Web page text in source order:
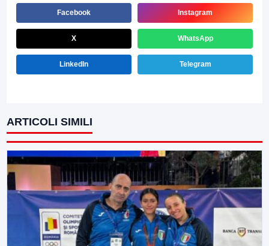
Facebook Instagram
X WhatsApp
LinkedIn Telegram
ARTICOLI SIMILI